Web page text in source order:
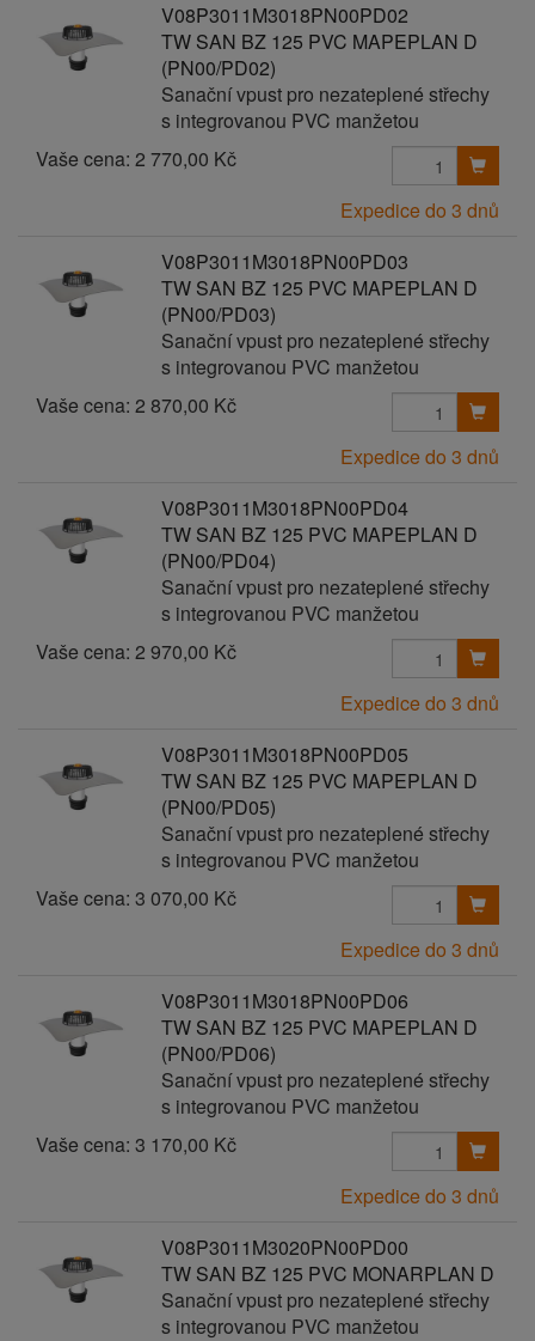
V08P3011M3018PN00PD02
TW SAN BZ 125 PVC MAPEPLAN D
(PN00/PD02)
Sanační vpust pro nezateplené střechy
s integrovanou PVC manžetou
Vaše cena: 2 770,00 Kč
Expedice do 3 dnů
V08P3011M3018PN00PD03
TW SAN BZ 125 PVC MAPEPLAN D
(PN00/PD03)
Sanační vpust pro nezateplené střechy
s integrovanou PVC manžetou
Vaše cena: 2 870,00 Kč
Expedice do 3 dnů
V08P3011M3018PN00PD04
TW SAN BZ 125 PVC MAPEPLAN D
(PN00/PD04)
Sanační vpust pro nezateplené střechy
s integrovanou PVC manžetou
Vaše cena: 2 970,00 Kč
Expedice do 3 dnů
V08P3011M3018PN00PD05
TW SAN BZ 125 PVC MAPEPLAN D
(PN00/PD05)
Sanační vpust pro nezateplené střechy
s integrovanou PVC manžetou
Vaše cena: 3 070,00 Kč
Expedice do 3 dnů
V08P3011M3018PN00PD06
TW SAN BZ 125 PVC MAPEPLAN D
(PN00/PD06)
Sanační vpust pro nezateplené střechy
s integrovanou PVC manžetou
Vaše cena: 3 170,00 Kč
Expedice do 3 dnů
V08P3011M3020PN00PD00
TW SAN BZ 125 PVC MONARPLAN D
Sanační vpust pro nezateplené střechy
s integrovanou PVC manžetou